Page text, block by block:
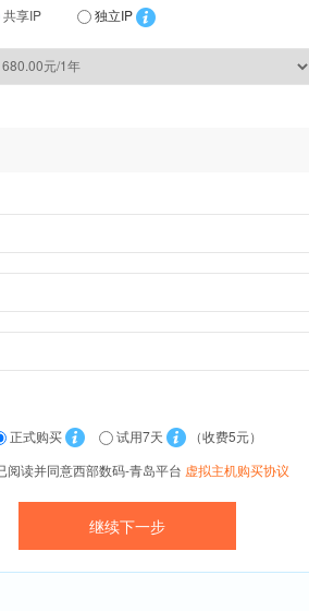
共享IP 独立IP
正式购买 试用7天
（收费5元）
阅读并同意西部数码-青岛平台 虚拟主机购买协议